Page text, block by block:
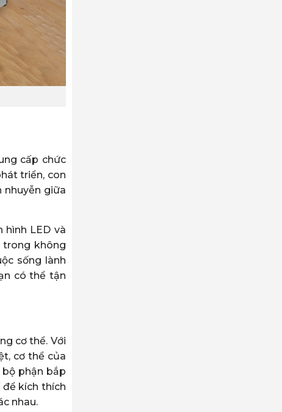
cấp chức
triển, con
nhuyễn giữa
hình LED và
trong không
sống lành
có thể tận
cơ thể. Với
cơ thể của
phận bắp
để kích thích
nhau.